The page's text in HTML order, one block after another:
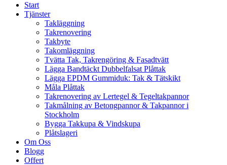
Start
Tjänster
Takläggning
Takrenovering
Takbyte
Takomläggning
Tvätta Tak, Takrengöring & Fasadtvätt
Lägga Bandtäckt Dubbelfalsat Plåttak
Lägga EPDM Gummiduk: Tak & Tätskikt
Måla Plåttak
Takrenovering av Lertegel & Tegeltakpannor
Takmålning av Betongpannor & Takpannor i
Stockholm
Bygga Takkupa & Vindskupa
Plåtslageri
Om Oss
Blogg
Offert